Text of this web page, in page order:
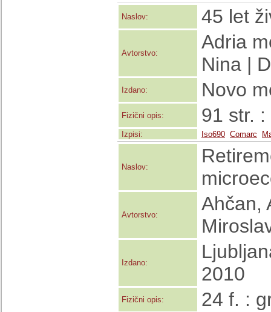
Naslov: 45 let
Avtorstvo:
Adria
Nina |
Izdano: Novo
Fizični opis: 91 str.
Izpisi: Iso690 Comarc
Naslov:
Avtorstvo:
Ahčan,
Izdano:
2010
Fizični opis: 24 f. :